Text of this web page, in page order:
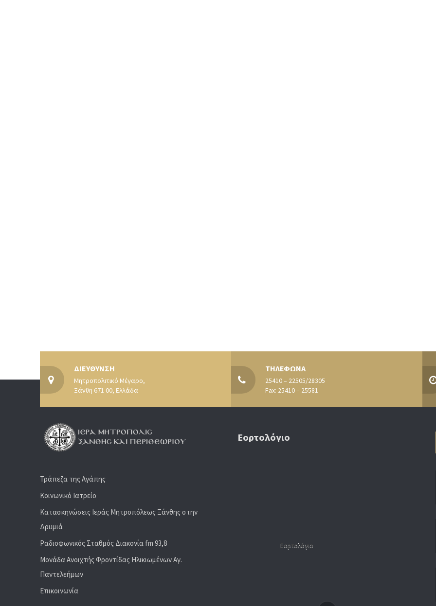
ΔΙΕΥΘΥΝΣΗ
Μητροπολιτικό Μέγαρο,
Ξάνθη 671 00, Ελλάδα
ΤΗΛΕΦΩΝΑ
25410 – 22505/28305
Fax: 25410 – 25581
Τράπεζα της Αγάπης
Κοινωνικό Ιατρείο
Κατασκηνώσεις Ιεράς Μητροπόλεως Ξάνθης στην
Δρυμιά
Ραδιoφωνικός Σταθμός Διακονία fm 93,8
Μονάδα Ανοιχτής Φροντίδας Ηλικιωμένων Αγ.
Παντελεήμων
Επικοινωνία
Εορτολόγιο
Εορτολόγιο